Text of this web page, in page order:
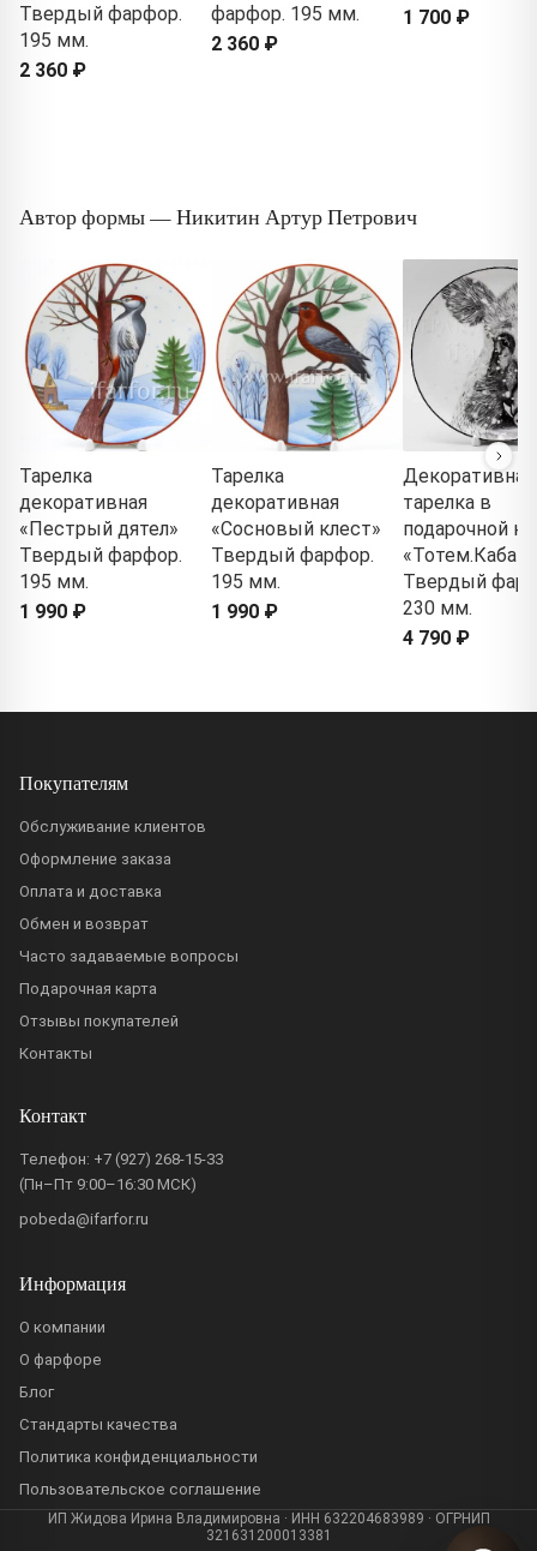
Твердый фарфор.
195 мм.
2 360 ₽
фарфор. 195 мм.
2 360 ₽
1 700 ₽
Автор формы — Никитин Артур Петрович
Тарелка
декоративная
«Пестрый дятел»
Твердый фарфор.
195 мм.
1 990 ₽
Тарелка
декоративная
«Сосновый клест»
Твердый фарфор.
195 мм.
1 990 ₽
Декоративная
тарелка в
подарочной
«Тотем.Кабан»
Твердый
230 мм.
4 790 ₽
Покупателям
Обслуживание клиентов
Оформление заказа
Оплата и доставка
Обмен и возврат
Часто задаваемые вопросы
Подарочная карта
Отзывы покупателей
Контакты
Контакт
Телефон: +7 (927) 268-15-33
(Пн–Пт 9:00–16:30 МСК)
pobeda@ifarfor.ru
Информация
О компании
О фарфоре
Блог
Стандарты качества
Политика конфиденциальности
Пользовательское соглашение
ИП Жидова Ирина Владимировна · ИНН 632204683989 · ОГРНИП
321631200013381